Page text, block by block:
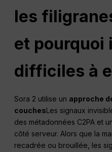
les
et pourquoi
difficiles à
Sora 2 utilise un approche
couchesLes signaux
des métadonnées C2PA et
côté serveur. Alors que la
recadrée ou brouillée, les